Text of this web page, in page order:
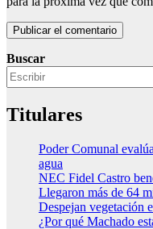
Buscar
Titulares
Poder Comunal
agua
NEC Fidel Castro
Llegaron más de 64
Despejan vegetación
¿Por qué Machado